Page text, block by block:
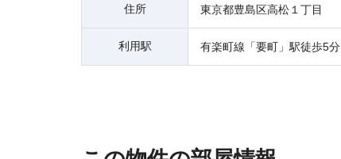
住所 東京都豊島区高松１丁目
利用駅 有楽町線「要町」駅徒歩5分